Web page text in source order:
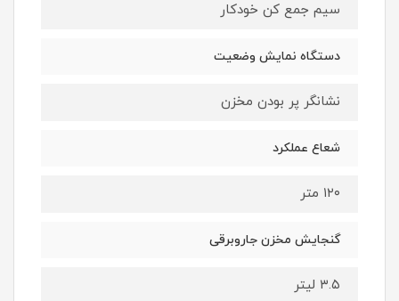
سیم جمع کن خودکار
دستگاه نمایش وضعیت
نشانگر پر بودن مخزن
شعاع عملکرد
۱۲۰ متر
گنجایش مخزن جاروبرقی
۳.۵ لیتر